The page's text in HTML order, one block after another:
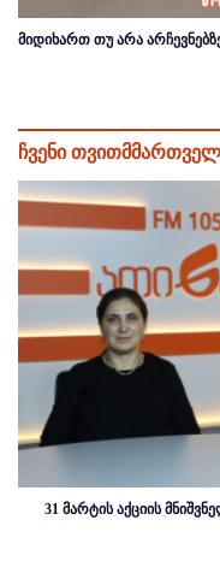
მიდიხართ თუ არა
ჩვენი
31 მარტის აქციის